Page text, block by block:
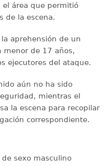
el área que permitió
de la escena.
aprehensión de un
menor de 17 años,
ejecutores del ataque.
aún no ha sido
mientras el
la escena para recopilar
correspondiente.
sexo masculino